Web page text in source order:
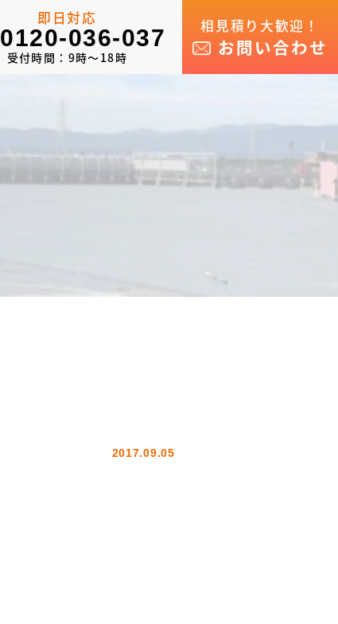
即日対応
0120-036-037
受付時間：9時～18時
相見積り大歓迎！
お問い合わせ
2017.09.05